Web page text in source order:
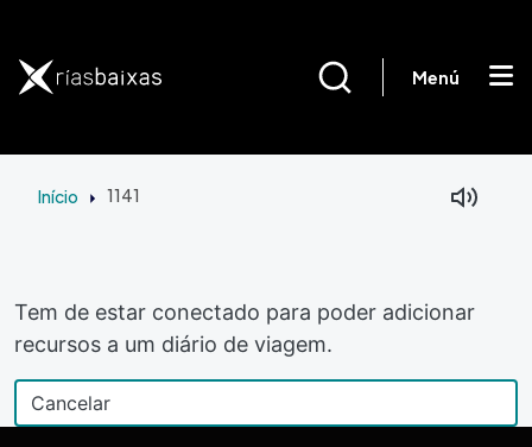
Menú
Início 1141
Tem de estar conectado para poder adicionar
recursos a um diário de viagem.